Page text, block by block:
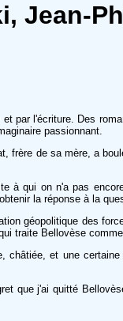
Jean-
par l'écriture. Des
passionnant.
de sa mère, a
à qui on n'a pas
la réponse à la
géopolitique des
traite Bellovèse
châtiée, et une
que j'ai quitté